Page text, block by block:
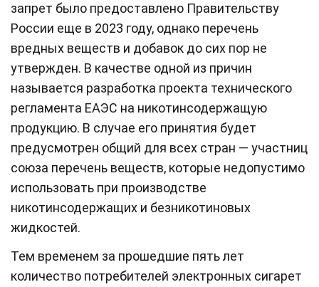
запрет было предоставлено Правительству
России еще в 2023 году, однако перечень
вредных веществ и добавок до сих пор не
утвержден. В качестве одной из причин
называется разработка проекта технического
регламента ЕАЭС на никотинсодержащую
продукцию. В случае его принятия будет
предусмотрен общий для всех стран — участниц
союза перечень веществ, которые недопустимо
использовать при производстве
никотинсодержащих и безникотиновых
жидкостей.
Тем временем за прошедшие пять лет
количество потребителей электронных сигарет